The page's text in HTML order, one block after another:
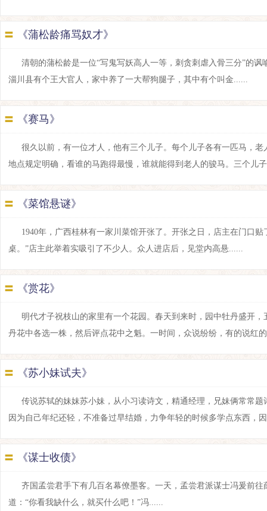
〓 《蒲松龄痛骂奴才》
清朝的蒲松龄是一位“写鬼写妖高人一等，刺贪刺虐入骨三分”的
淄川县有个王大官人，家中养了一大帮狗腿子，其中有个叫金......
〓 《赛马》
很久以前，有一位才人，他有三个儿子。每个儿子各有一匹马，
地点规定明确，看谁的马跑得最慢，谁就能得到老人的骏马。三个儿
〓 《菜馆悬谜》
1940年，广西桂林有一家川菜馆开张了。开张之日，店主在门口
桌。”店主此举着实吸引了不少人。众人进店后，见堂内高悬......
〓 《赏花》
明代才子祝枝山的家里有一个花园。春天到来时，园中牡丹盛开
丹花中各选一株，然后评点花中之魁。一时间，众说纷纷，有的说红
〓 《苏小妹试夫》
传说苏轼的妹妹苏小妹，从小习读诗文，精通经理，兄妹俩常常
因为自己年纪还轻，不准备过早结婚，力争年轻的时候多学点东西，
〓 《谋士收债》
齐国孟尝君手下有几百名幕僚墨客。一天，孟尝君派谋士冯爰前
道：“你看我缺什么，就买什么吧！”冯......